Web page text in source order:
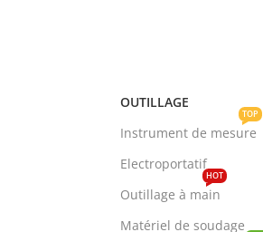
OUTILLAGE
Instrument de mesure
TOP
Electroportatif
Outillage à main
HOT
Matériel de soudage